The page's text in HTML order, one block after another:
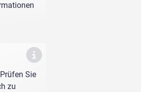
Sie
zu